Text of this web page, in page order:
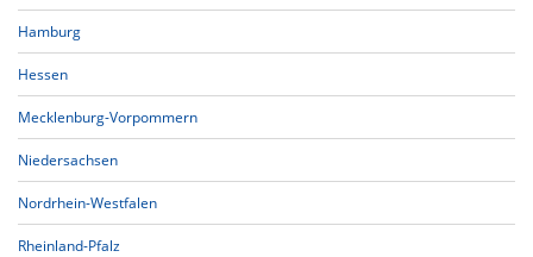
Hamburg
Hessen
Mecklenburg-Vorpommern
Niedersachsen
Nordrhein-Westfalen
Rheinland-Pfalz